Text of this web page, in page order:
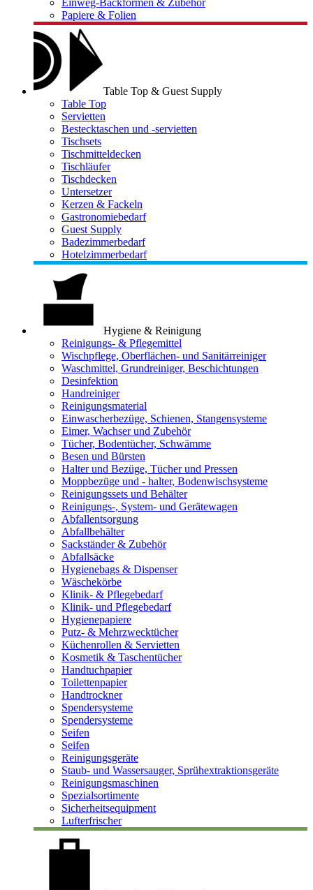
Einweg-Backformen & Zubehör
Papiere & Folien
Table Top & Guest Supply
Table Top
Servietten
Bestecktaschen und -servietten
Tischsets
Tischmitteldecken
Tischläufer
Tischdecken
Untersetzer
Kerzen & Fackeln
Gastronomiebedarf
Guest Supply
Badezimmerbedarf
Hotelzimmerbedarf
Hygiene & Reinigung
Reinigungs- & Pflegemittel
Wischpflege, Oberflächen- und Sanitärreiniger
Waschmittel, Grundreiniger, Beschichtungen
Desinfektion
Handreiniger
Reinigungsmaterial
Einwascherbezüge, Schienen, Stangensysteme
Eimer, Wachser und Zubehör
Tücher, Bodentücher, Schwämme
Besen und Bürsten
Halter und Bezüge, Tücher und Pressen
Moppbezüge und - halter, Bodenwischsysteme
Reinigungssets und Behälter
Reinigungs-, System- und Gerätewagen
Abfallentsorgung
Abfallbehälter
Sackständer & Zubehör
Abfallsäcke
Hygienebags & Dispenser
Wäschekörbe
Klinik- & Pflegebedarf
Klinik- und Pflegebedarf
Hygienepapiere
Putz- & Mehrzwecktücher
Küchenrollen & Servietten
Kosmetik & Taschentücher
Handtuchpapier
Toilettenpapier
Handtrockner
Spendersysteme
Spendersysteme
Seifen
Seifen
Reinigungsgeräte
Staub- und Wassersauger, Sprühextraktionsgeräte
Reinigungsmaschinen
Spezialsortimente
Sicherheitsequipment
Lufterfrischer